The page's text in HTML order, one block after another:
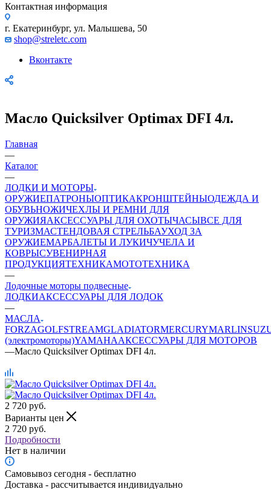
Контактная информация
г. Екатеринбург, ул. Малышева, 50
shop@streletc.com
Вконтакте
Масло Quicksilver Optimax DFI 4л.
Главная
—
Каталог
—
ЛОДКИ И МОТОРЫ
ОРУЖИЕПАТРОНЫОПТИКАКРОНШТЕЙНЫОДЕЖДА И
ОБУВЬНОЖИЧЕХЛЫ И РЕМНИ ДЛЯ
ОРУЖИЯАКСЕССУАРЫ ДЛЯ ОХОТЫЧАСЫВСЕ ДЛЯ
ТУРИЗМАСТЕНДОВАЯ СТРЕЛЬБАУХОД ЗА
ОРУЖИЕМАРБАЛЕТЫ И ЛУКИЧУЧЕЛА И
КОВРЫСУВЕНИРНАЯ
ПРОДУКЦИЯТЕХНИКАМОТОТЕХНИКА
—
Лодочные моторы подвесные
ЛОДКИАКСЕССУАРЫ ДЛЯ ЛОДОК
—
МАСЛА
FORZAGOLFSTREAMGLADIATORMERCURYMARLIN
(электромоторы)YAMAHAАКСЕССУАРЫ ДЛЯ МОТОРОВ
—Масло Quicksilver Optimax DFI 4л.
2 720 руб.
Варианты цен
2 720 руб.
Подробности
Нет в наличии
Самовывоз сегодня - бесплатно
Доставка - рассчитывается индивидуально